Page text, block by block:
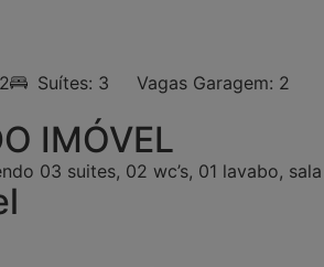
Suítes: 3
Vagas Garagem: 2
IMÓVEL
03 suites, 02 wc’s, 01 lavabo,